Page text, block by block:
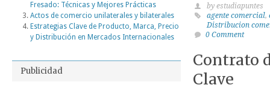
by estudiapuntes
agente comercial,
Distribucion
0 Comment
Contrato
Clave
Fresado: Técnicas y Mejores Prácticas
Actos de comercio unilaterales y bilaterales
Estrategias Clave de Producto, Marca, Precio
y Distribución en Mercados Internacionales
Publicidad